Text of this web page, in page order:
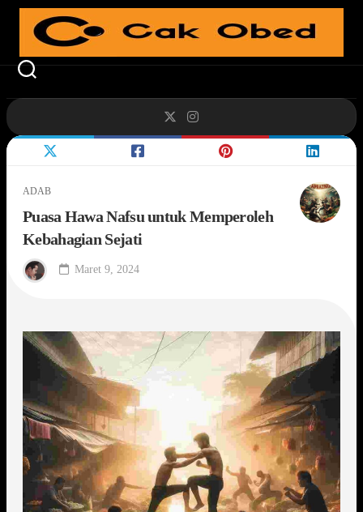
Skip
content
ADAB
Puasa Hawa Nafsu untuk Memperoleh
Kebahagian Sejati
Maret 9, 2024